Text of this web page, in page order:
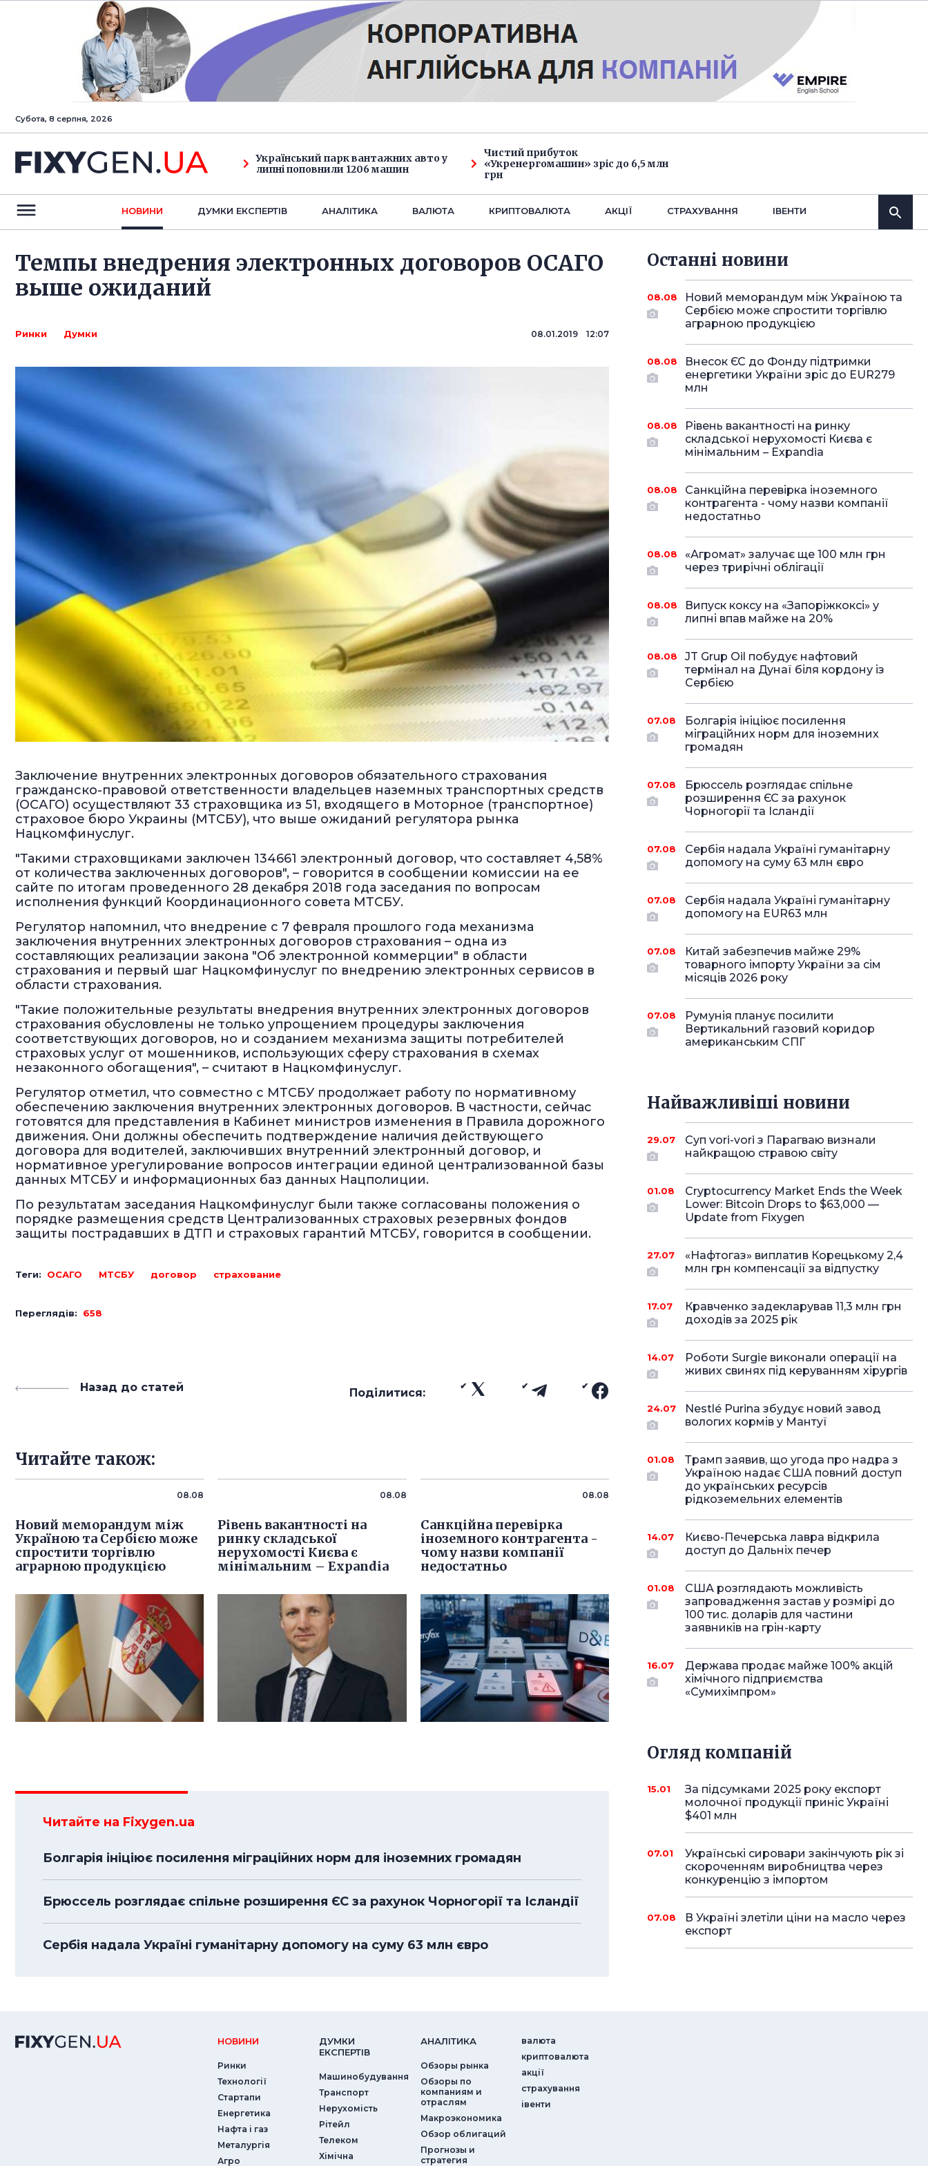
Субота, 8 серпня, 2026
Український парк вантажних авто у
липні поповнили 1206 машин
Чистий прибуток
«Укренергомашин» зріс до 6,5 млн
грн
НОВИНИ ДУМКИ ЕКСПЕРТIВ АНАЛIТИКА ВАЛЮТА КРИПТОВАЛЮТА АКЦІЇ СТРАХУВАННЯ IВЕНТИ
Темпы внедрения электронных договоров ОСАГО
выше ожиданий
Ринки Думки 08.01.2019 12:07
Заключение внутренних электронных договоров обязательного страхования
гражданско-правовой ответственности владельцев наземных транспортных средств
(ОСАГО) осуществляют 33 страховщика из 51, входящего в Моторное (транспортное)
страховое бюро Украины (МТСБУ), что выше ожиданий регулятора рынка
Нацкомфинуслуг.
"Такими страховщиками заключен 134661 электронный договор, что составляет 4,58%
от количества заключенных договоров", – говорится в сообщении комиссии на ее
сайте по итогам проведенного 28 декабря 2018 года заседания по вопросам
исполнения функций Координационного совета МТСБУ.
Регулятор напомнил, что внедрение с 7 февраля прошлого года механизма
заключения внутренних электронных договоров страхования – одна из
составляющих реализации закона "Об электронной коммерции" в области
страхования и первый шаг Нацкомфинуслуг по внедрению электронных сервисов в
области страхования.
"Такие положительные результаты внедрения внутренних электронных договоров
страхования обусловлены не только упрощением процедуры заключения
соответствующих договоров, но и созданием механизма защиты потребителей
страховых услуг от мошенников, использующих сферу страхования в схемах
незаконного обогащения", – считают в Нацкомфинуслуг.
Регулятор отметил, что совместно с МТСБУ продолжает работу по нормативному
обеспечению заключения внутренних электронных договоров. В частности, сейчас
готовятся для представления в Кабинет министров изменения в Правила дорожного
движения. Они должны обеспечить подтверждение наличия действующего
договора для водителей, заключивших внутренний электронный договор, и
нормативное урегулирование вопросов интеграции единой централизованной базы
данных МТСБУ и информационных баз данных Нацполиции.
По результатам заседания Нацкомфинуслуг были также согласованы положения о
порядке размещения средств Централизованных страховых резервных фондов
защиты пострадавших в ДТП и страховых гарантий МТСБУ, говорится в сообщении.
Теги: ОСАГО МТСБУ договор страхование
Переглядів: 658
Назад до статей Поділитися:
Читайте також:
08.08
Новий меморандум між
Україною та Сербією може
спростити торгівлю
аграрною продукцією
08.08
Рівень вакантності на
ринку складської
нерухомості Києва є
мінімальним – Expandia
08.08
Санкційна перевірка
іноземного контрагента -
чому назви компанії
недостатньо
Читайте на Fixygen.ua
Болгарія ініціює посилення міграційних норм для іноземних громадян
Брюссель розглядає спільне розширення ЄС за рахунок Чорногорії та Ісландії
Сербія надала Україні гуманітарну допомогу на суму 63 млн євро
Останнi новини
08.08
Новий меморандум між Україною та
Сербією може спростити торгівлю
аграрною продукцією
08.08
Внесок ЄС до Фонду підтримки
енергетики України зріс до EUR279
млн
08.08
Рівень вакантності на ринку
складської нерухомості Києва є
мінімальним – Expandia
08.08
Санкційна перевірка іноземного
контрагента - чому назви компанії
недостатньо
08.08
«Агромат» залучає ще 100 млн грн
через трирічні облігації
08.08
Випуск коксу на «Запоріжкоксі» у
липні впав майже на 20%
08.08
JT Grup Oil побудує нафтовий
термінал на Дунаї біля кордону із
Сербією
07.08
Болгарія ініціює посилення
міграційних норм для іноземних
громадян
07.08
Брюссель розглядає спільне
розширення ЄС за рахунок
Чорногорії та Ісландії
07.08
Сербія надала Україні гуманітарну
допомогу на суму 63 млн євро
07.08
Сербія надала Україні гуманітарну
допомогу на EUR63 млн
07.08
Китай забезпечив майже 29%
товарного імпорту України за сім
місяців 2026 року
07.08
Румунія планує посилити
Вертикальний газовий коридор
американським СПГ
Найважливіші новини
29.07
Суп vori-vori з Парагваю визнали
найкращою стравою світу
01.08
Cryptocurrency Market Ends the Week
Lower: Bitcoin Drops to $63,000 —
Update from Fixygen
27.07
«Нафтогаз» виплатив Корецькому 2,4
млн грн компенсації за відпустку
17.07
Кравченко задекларував 11,3 млн грн
доходів за 2025 рік
14.07
Роботи Surgie виконали операції на
живих свинях під керуванням хірургів
24.07
Nestlé Purina збудує новий завод
вологих кормів у Мантуї
01.08
Трамп заявив, що угода про надра з
Україною надає США повний доступ
до українських ресурсів
рідкоземельних елементів
14.07
Києво-Печерська лавра відкрила
доступ до Дальніх печер
01.08
США розглядають можливість
запровадження застав у розмірі до
100 тис. доларів для частини
заявників на грін-карту
16.07
Держава продає майже 100% акцій
хімічного підприємства
«Сумихімпром»
Огляд компаній
15.01
За підсумками 2025 року експорт
молочної продукції приніс Україні
$401 млн
07.01
Українські сировари закінчують рік зі
скороченням виробництва через
конкуренцію з імпортом
07.08
В Україні злетіли ціни на масло через
експорт
НОВИНИ
Ринки
Технології
Стартапи
Енергетика
Нафта і газ
Металургія
Агро
ДУМКИ
ЕКСПЕРТIВ
Машинобудування
Транспорт
Нерухомість
Рітейл
Телеком
Хімічна
АНАЛIТИКА
Обзоры рынка
Обзоры по
компаниям и
отраслям
Макроэкономика
Обзор облигаций
Прогнозы и
стратегия
валюта
криптовалюта
акції
страхування
iвенти